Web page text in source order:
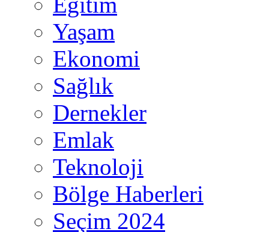
Yaşam
Ekonomi
Sağlık
Dernekler
Emlak
Teknoloji
Bölge Haberleri
Seçim 2024